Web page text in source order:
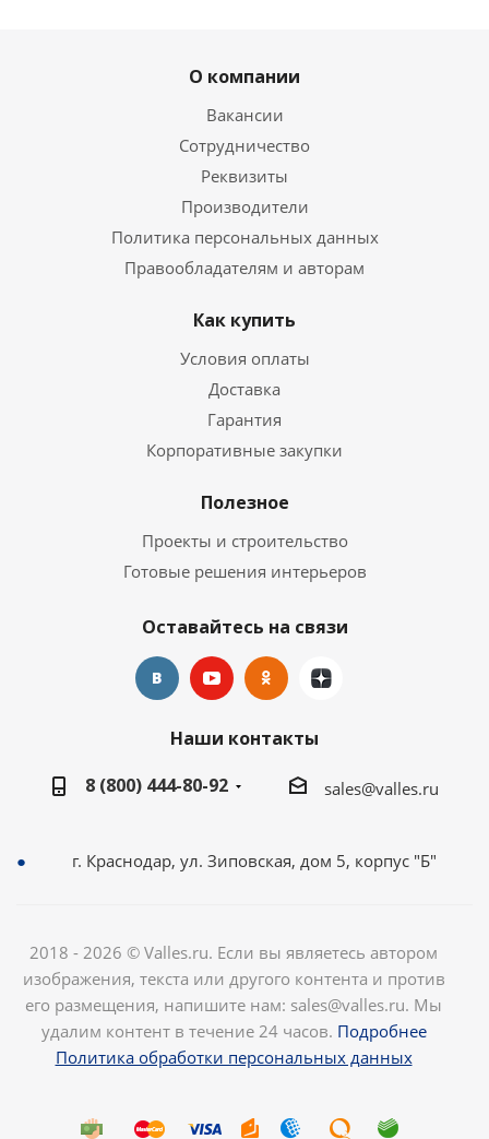
О компании
Вакансии
Сотрудничество
Реквизиты
Производители
Политика персональных данных
Правообладателям и авторам
Как купить
Условия оплаты
Доставка
Гарантия
Корпоративные закупки
Полезное
Проекты и строительство
Готовые решения интерьеров
Оставайтесь на связи
Наши контакты
8 (800) 444-80-92
sales@valles.ru
г. Краснодар, ул. Зиповская, дом 5, корпус "Б"
2018 - 2026 © Valles.ru. Если вы являетесь автором
изображения, текста или другого контента и против
его размещения, напишите нам: sales@valles.ru. Мы
удалим контент в течение 24 часов. Подробнее
Политика обработки персональных данных